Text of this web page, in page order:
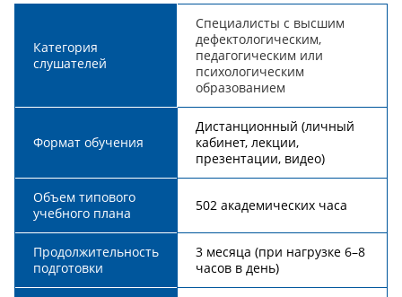
Категория
слушателей
Специалисты с высшим
дефектологическим,
педагогическим или
психологическим
образованием
Формат обучения
Дистанционный (личный
кабинет, лекции,
презентации, видео)
Объем типового
учебного плана
502 академических часа
Продолжительность
подготовки
3 месяца (при нагрузке 6–8
часов в день)